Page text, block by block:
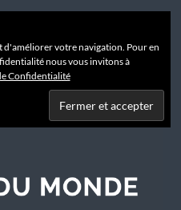
d'améliorer votre navigation. Pour en
nous vous invitons à
Confidentialité